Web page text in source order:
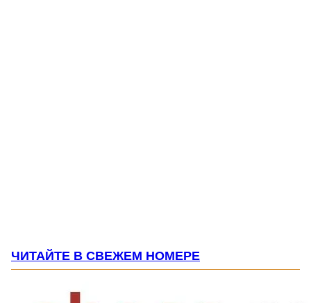
ЧИТАЙТЕ В СВЕЖЕМ НОМЕРЕ